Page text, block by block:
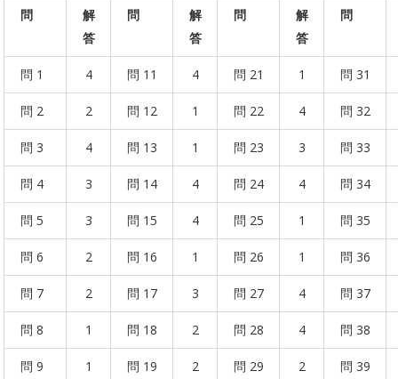
問
解
答
問
解
答
問
解
答
問
問 1 4 問 11 4 問 21 1 問 31
問 2 2 問 12 1 問 22 4 問 32
問 3 4 問 13 1 問 23 3 問 33
問 4 3 問 14 4 問 24 4 問 34
問 5 3 問 15 4 問 25 1 問 35
問 6 2 問 16 1 問 26 1 問 36
問 7 2 問 17 3 問 27 4 問 37
問 8 1 問 18 2 問 28 4 問 38
問 9 1 問 19 2 問 29 2 問 39